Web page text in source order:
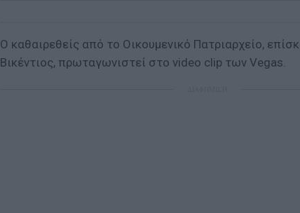
Ο καθαιρεθείς από το Οικουμενικό Πατριαρχείο,
Βικέντιος, πρωταγωνιστεί στο video clip των Vegas.